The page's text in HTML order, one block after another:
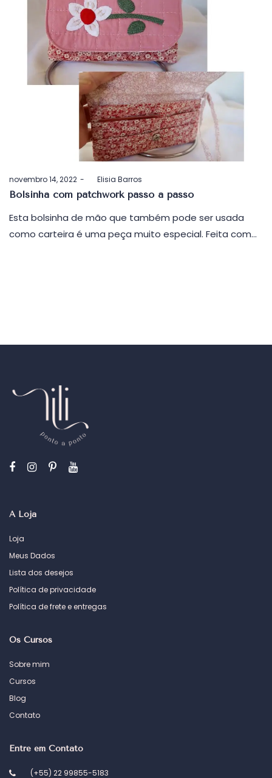
Postado
em
novembro 14, 2022 byElisia Barros
Bolsinha com patchwork passo a passo
Esta bolsinha de mão que também pode ser usada
como carteira é uma peça muito especial. Feita com…
A Loja
Loja
Meus Dados
Lista dos desejos
Política de privacidade
Política de frete e entregas
Os Cursos
Sobre mim
Cursos
Blog
Contato
Entre em Contato
(+55) 22 99855-5183